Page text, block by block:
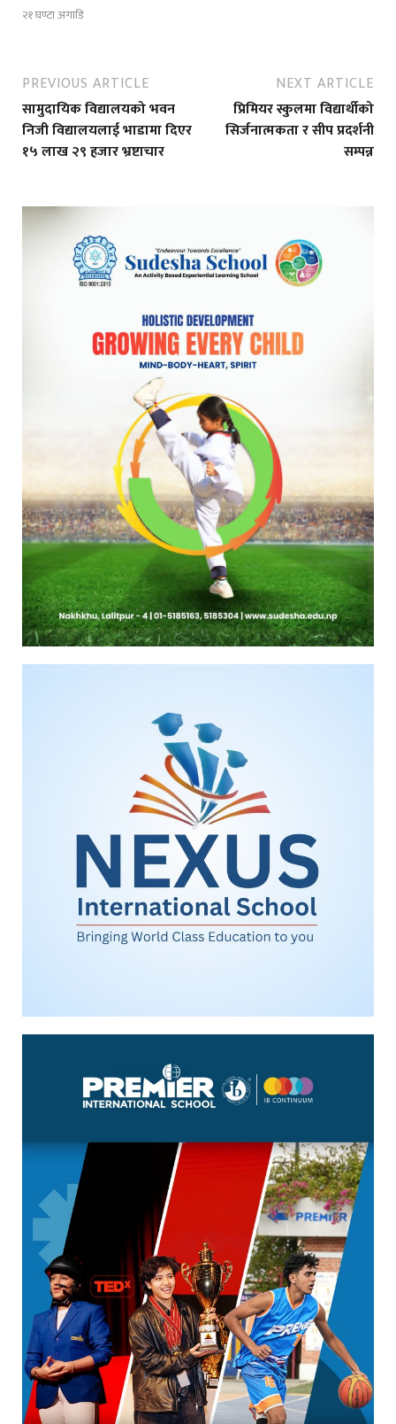
२१ घण्टा अगाडि
PREVIOUS ARTICLE
सामुदायिक विद्यालयको भवन
निजी विद्यालयलाई भाडामा दिएर
१५ लाख २९ हजार भ्रष्टाचार
NEXT ARTICLE
प्रिमियर स्कुलमा विद्यार्थीको
सिर्जनात्मकता र सीप प्रदर्शनी
सम्पन्न